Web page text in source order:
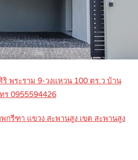
พระราม 9-วงแหวน 100 ตร.ว บ้าน
ร 0955594426
รีฑา แขวง สะพานสูง เขต สะพานสูง